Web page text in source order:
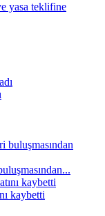
yasa teklifine
kaybetti